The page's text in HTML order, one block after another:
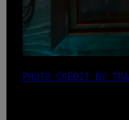
PHOTO CREDIT BY